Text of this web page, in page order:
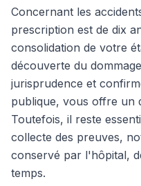
Concernant les
prescription est de dix
consolidation de votre
découverte du
jurisprudence et
publique, vous offre un
Toutefois, il reste
collecte des preuves,
conservé par l'hôpital,
temps.